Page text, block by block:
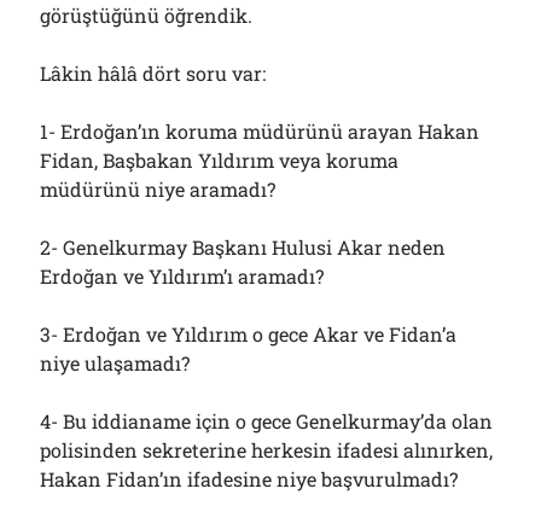
görüştüğünü öğrendik.
Lâkin hâlâ dört soru var:
1- Erdoğan’ın koruma müdürünü arayan Hakan
Fidan, Başbakan Yıldırım veya koruma
müdürünü niye aramadı?
2- Genelkurmay Başkanı Hulusi Akar neden
Erdoğan ve Yıldırım’ı aramadı?
3- Erdoğan ve Yıldırım o gece Akar ve Fidan’a
niye ulaşamadı?
4- Bu iddianame için o gece Genelkurmay’da olan
polisinden sekreterine herkesin ifadesi alınırken,
Hakan Fidan’ın ifadesine niye başvurulmadı?